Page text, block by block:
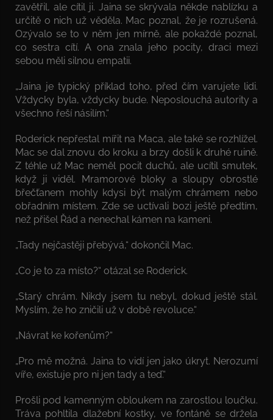
zavětřil, ale cítil ji. Jaina se skrývala někde nablízku a
určitě o nich už věděla. Mac poznal, že je rozrušená.
Ozývalo se to v něm jen mírně, ale pokaždé poznal,
co sestra cítí. A ona znala jeho pocity, draci mezi
sebou měli silnou empatii.
„Jaina je typický příklad toho, před čím varujete lidi.
Vždycky byla, vždycky bude. Neposlouchá autority a
všechno řeší násilím.“
Roderick nepřestal mířit na Maca, ale také se rozhlížel.
Mac se dal znovu do kroku a brzy došli k druhé ruině.
Z téhle už Mac neměl pocit duchů, ale ucítil smutek,
když ji viděl. Mramorové bloky a sloupy obrostlé
břečťanem mohly kdysi být malým chrámem nebo
obřadním místem. Zde se uctívali bozi ještě předtím,
než přišel Řád a nenechal kámen na kameni.
„Tady nejčastěji přebývá,“ dokončil Mac.
„Co je to za místo?“ otázal se Roderick.
„Starý chrám. Nikdy jsem tu nebyl, dokud ještě stál.
Myslím, že ho zničili už v době revoluce.“
„Návrat ke kořenům?“
„Pro mě možná. Jaina to vidí jen jako úkryt. Nerozumí
víře, existuje pro ni jen tady a teď.“
Prošli pod kamenným obloukem na zarostlou loučku.
Tráva pohltila dlažební kostky, ve fontáně se držela